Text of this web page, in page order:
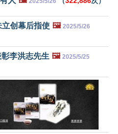
创幕后指使 🖼️ 2025/5/26
李洪志先生 🖼️ 2025/5/25